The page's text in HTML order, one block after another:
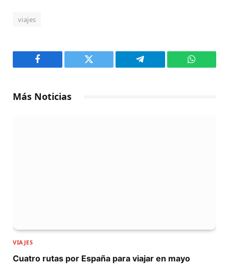
viajes
Facebook Twitter Telegram
Más Noticias
VIAJES
Cuatro rutas por España para viajar en mayo